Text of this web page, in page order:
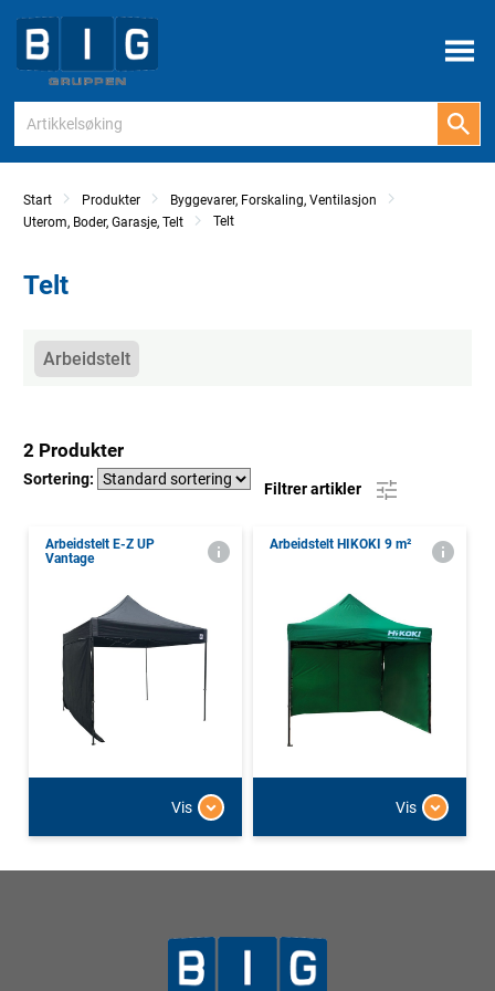
Meny
Start Produkter
Byggevarer, Forskaling, Ventilasjon
Uterom, Boder, Garasje, Telt
Telt
Telt
Kategorier
Arbeidstelt
2 Produkter
Sortering:
Filtrer artikler
Arbeidstelt E-Z UP
Vantage
Vis
Arbeidstelt HIKOKI 9 m²
Vis